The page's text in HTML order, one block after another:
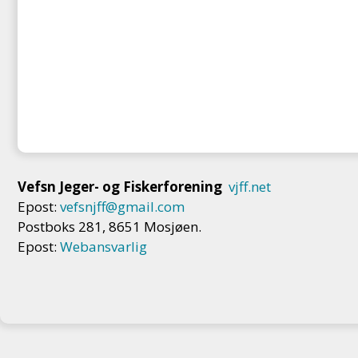
Vefsn Jeger- og Fiskerforening vjff.net
Epost: vefsnjff@gmail.com
Postboks 281, 8651 Mosjøen.
Epost: Webansvarlig